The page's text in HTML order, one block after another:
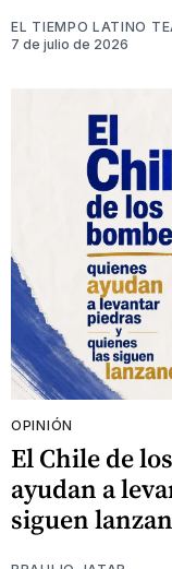
EL TIEMPO LATINO
7 de julio de 2026
OPINIÓN
El Chile de
ayudan a
siguen